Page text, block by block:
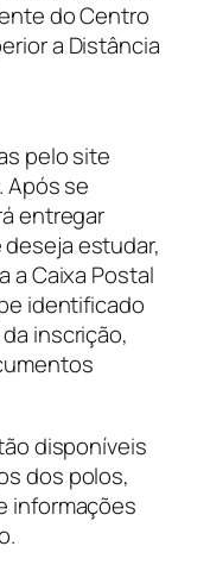
do Centro
a Distância
pelo site
Após se
entregar
estudar,
a Caixa Postal
identificado
inscrição,
disponíveis
dos polos,
informações